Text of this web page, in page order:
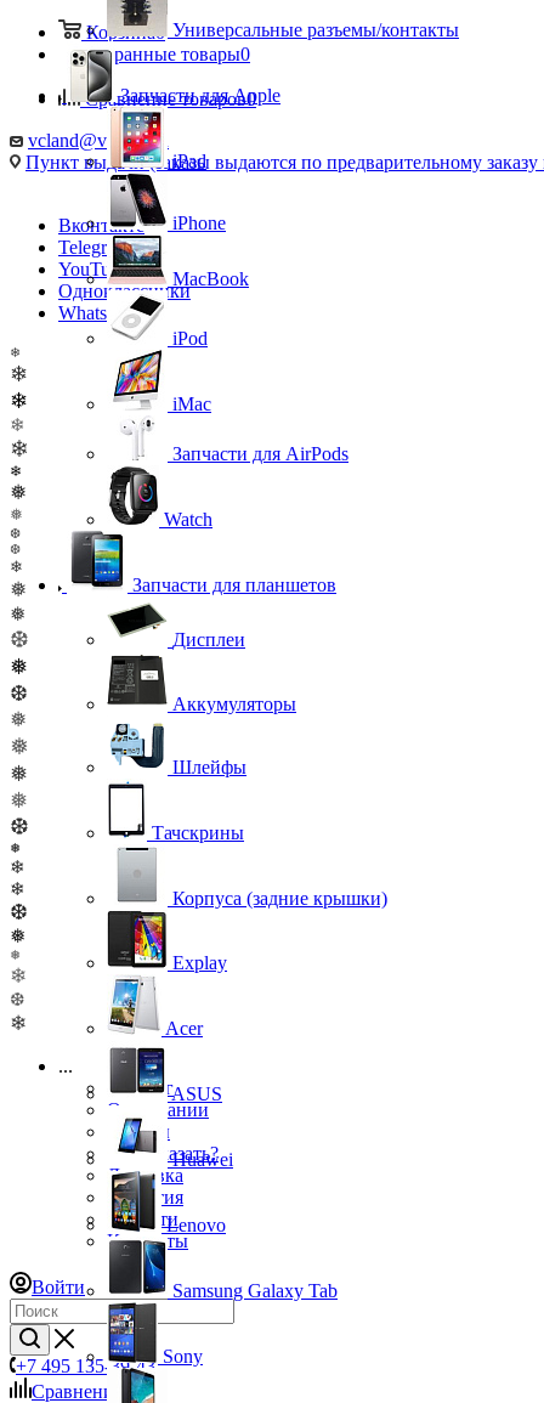
Корзина0
Избранные товары0
Сравнение товаров0
vcland@vcland.ru
Пункт выдачи (заказы выдаются по предварительному заказу
Вконтакте
Telegram
YouTube
Одноклассники
WhatsApp
❄
❄
❄
❄
❄
❄
❅
❅
❆
❆
❄
❅
❅
❆
❅
❆
❅
❅
❅
❅
❆
❅
❄
❄
❆
❅
❅
❄
❆
❄
...
Каталог
О компании
Бренды
Как заказать?
Доставка
Гарантия
Новости
Контакты
Войти
+7 495 135-39-43
Сравнение
0
Универсальные разъемы/контакты
Запчасти для Apple
iPad
iPhone
MacBook
iPod
iMac
Запчасти для AirPods
Watch
Запчасти для планшетов
Дисплеи
Аккумуляторы
Шлейфы
Тачскрины
Корпуса (задние крышки)
Explay
Acer
ASUS
Huawei
Lenovo
Samsung Galaxy Tab
Sony